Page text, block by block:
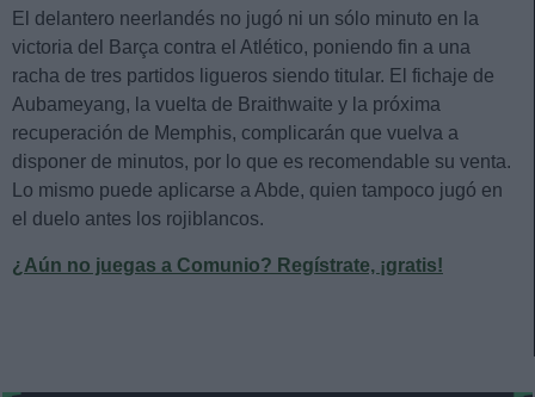
El delantero neerlandés no jugó ni un sólo minuto en la
victoria del Barça contra el Atlético, poniendo fin a una
racha de tres partidos ligueros siendo titular. El fichaje de
Aubameyang, la vuelta de Braithwaite y la próxima
recuperación de Memphis, complicarán que vuelva a
disponer de minutos, por lo que es recomendable su venta.
Lo mismo puede aplicarse a Abde, quien tampoco jugó en
el duelo antes los rojiblancos.
¿Aún no juegas a Comunio? Regístrate, ¡gratis!